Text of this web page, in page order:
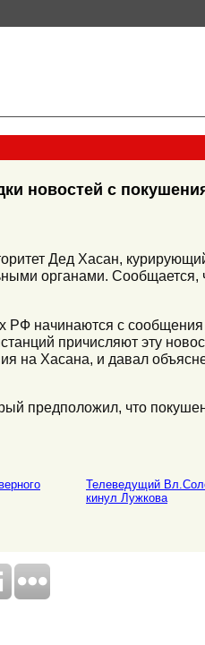
новостей с
Дед Хасан,
органами.
РФ начинаются с
причисляют эту
на Хасана, и давал
предположил, что
Телеведущий
кинул Лужкова